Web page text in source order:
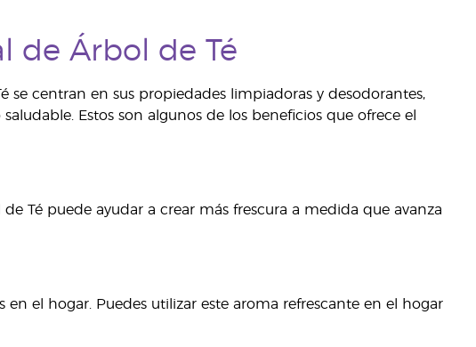
de Árbol de Té
se centran en sus propiedades limpiadoras y desodorantes,
Estos son algunos de los beneficios que ofrece el
Té puede ayudar a crear más frescura a medida que avanza
el hogar. Puedes utilizar este aroma refrescante en el hogar